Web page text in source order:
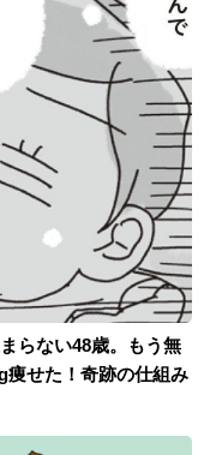
らない48歳。もう無
せた！奇跡の仕組み